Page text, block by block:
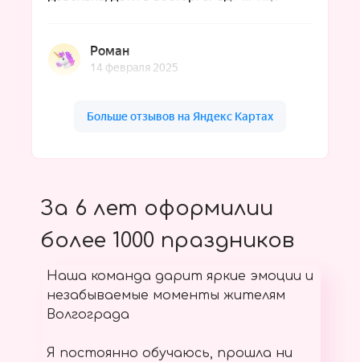
За 6 лет оформилии
более 1000 праздников
Наша команда дарит яркие эмоции и
незабываемые моменты жителям
Волгограда
Я постоянно обучаюсь, прошла ни